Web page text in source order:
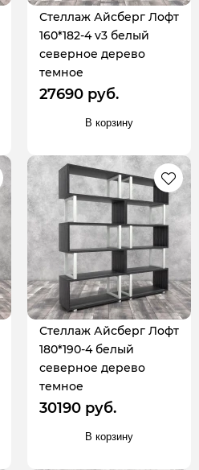
Стеллаж Айсберг Лофт
160*182-4 v3 белый
северное дерево
темное
27690 руб.
В корзину
Стеллаж Айсберг Лофт
180*190-4 белый
северное дерево
темное
30190 руб.
В корзину